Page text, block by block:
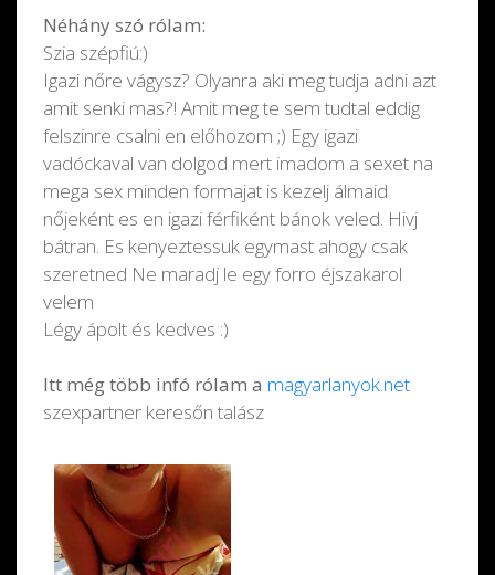
Néhány szó rólam:
Szia szépfiú:)
Igazi nőre vágysz? Olyanra aki meg tudja adni azt
amit senki mas?! Amit meg te sem tudtal eddig
felszinre csalni en előhozom ;) Egy igazi
vadóckaval van dolgod mert imadom a sexet na
mega sex minden formajat is kezelj álmaid
nőjeként es en igazi férfiként bánok veled. Hivj
bátran. Es kenyeztessuk egymast ahogy csak
szeretned Ne maradj le egy forro éjszakarol
velem
Légy ápolt és kedves :)
Itt még több infó rólam a magyarlanyok.net
szexpartner keresőn talász